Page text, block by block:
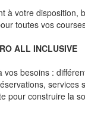
à votre disposition,
toutes vos
ALL INCLUSIVE
vos besoins :
pour construire la